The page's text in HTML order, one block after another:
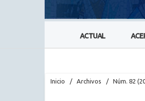
ACTUAL
Inicio / Archivos / Núm. 82